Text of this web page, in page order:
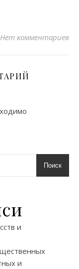
Нет комментариев
Поиск
и
и